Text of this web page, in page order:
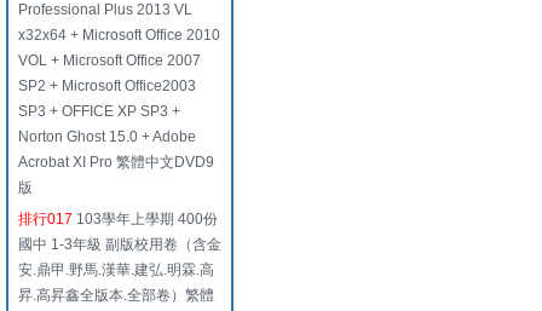
Professional Plus 2013 VL
x32x64 + Microsoft Office 2010
VOL + Microsoft Office 2007
SP2 + Microsoft Office2003
SP3 + OFFICE XP SP3 +
Norton Ghost 15.0 + Adobe
Acrobat XI Pro 繁體中文DVD9
版
排行017 103學年上學期 400份
國中 1-3年級 副版校用卷（含金
安.鼎甲.野馬.漢華.建弘.明霖.高
昇.高昇鑫全版本.全部卷）繁體